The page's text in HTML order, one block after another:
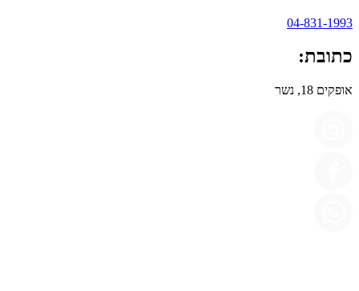
04-831-1993
כתובת:
אופקים 18, נשר